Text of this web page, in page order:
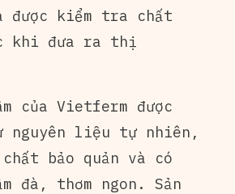
được kiểm tra chất
khi đưa ra thị
của Vietferm được
nguyên liệu tự nhiên,
chất bảo quản và có
đà, thơm ngon. Sản